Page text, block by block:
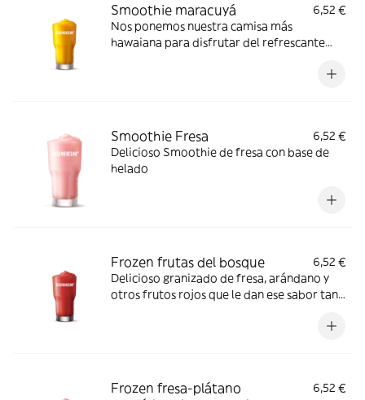
Smoothie maracuyá
6,52 €
Nos ponemos nuestra camisa más
hawaiana para disfrutar del refrescante
Smoothie Fresa
6,52 €
Delicioso Smoothie de fresa con base de
helado
Frozen frutas del bosque
6,52 €
Delicioso granizado de fresa, arándano y
otros frutos rojos que le dan ese sabor tan
Frozen fresa-plátano
6,52 €